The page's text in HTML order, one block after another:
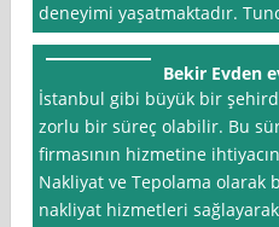
deneyimi yaşatmaktadır.
Bekir Evden
İstanbul gibi büyük bir
zorlu bir süreç olabilir. Bu
firmasının hizmetine
Nakliyat ve Tepolama olarak
nakliyat hizmetleri